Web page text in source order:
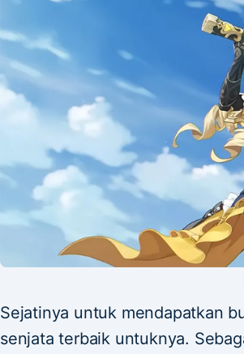
Sejatinya untuk mendapatkan
senjata terbaik untuknya.